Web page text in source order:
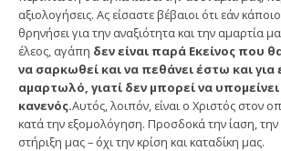
αξιολογήσεις. Ας είσαστε βέβαιοι ότι εάν
θρηνήσει για την αναξιότητα και την αμαρτία
έλεος, αγάπη δεν είναι παρά Εκείνος που
να σαρκωθεί και να πεθάνει έστω και για
αμαρτωλό, γιατί δεν μπορεί να
κανενός.Αυτός, λοιπόν, είναι ο Χριστός στον
κατά την εξομολόγηση. Προσδοκά την ίαση,
στήριξη μας – όχι την κρίση και καταδίκη μας.